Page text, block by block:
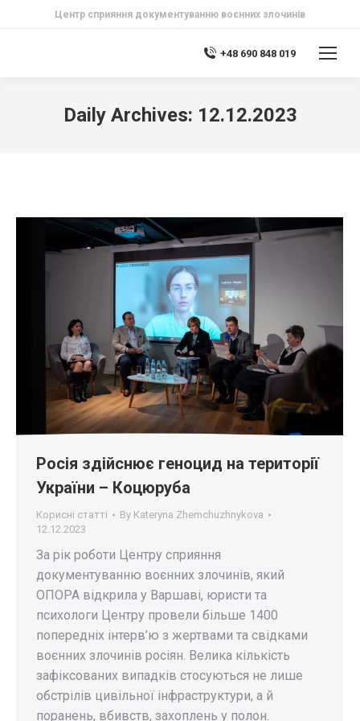
Центр сприяння документуванню воєнних злочинів
+48 690 848 019
Daily Archives: 12.12.2023
Росія здійснює геноцид на території
України – Коцюруба
Корисні статті By Kateryna Zhemchuzhnykova
12.12.2023
За рік роботи Центру сприяння
документуванню воєнних злочинів, який
ОПОРА відкрила у Варшаві, юристи та
психологи Центру провели більше 1400
попередніх інтерв’ю з жертвами та свідками
воєнних злочинів росіян. Велика кількість
зафіксованих випадків стосуються не лише
обстрілів цивільної інфраструктури, а й
поранень, вбивств, захоплень у полон.